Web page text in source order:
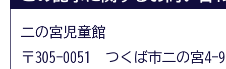
二の宮児童館
〒305-0051 つくば市二の宮4-